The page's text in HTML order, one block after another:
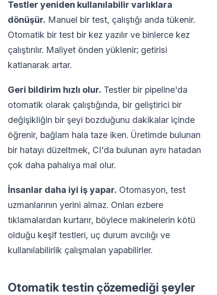
Testler yeniden kullanılabilir varlıklara
dönüşür. Manuel bir test, çalıştığı anda tükenir.
Otomatik bir test bir kez yazılır ve binlerce kez
çalıştırılır. Maliyet önden yüklenir; getirisi
katlanarak artar.
Geri bildirim hızlı olur. Testler bir pipeline'da
otomatik olarak çalıştığında, bir geliştirici bir
değişikliğin bir şeyi bozduğunu dakikalar içinde
öğrenir, bağlam hala taze iken. Üretimde bulunan
bir hatayı düzeltmek, CI'da bulunan aynı hatadan
çok daha pahalıya mal olur.
İnsanlar daha iyi iş yapar. Otomasyon, test
uzmanlarının yerini almaz. Onları ezbere
tıklamalardan kurtarır, böylece makinelerin kötü
olduğu keşif testleri, uç durum avcılığı ve
kullanılabilirlik çalışmaları yapabilirler.
Otomatik testin çözemediği şeyler